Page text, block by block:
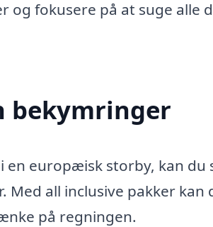
og fokusere på at suge alle
bekymringer
en europæisk storby, kan du
all inclusive pakker kan
på regningen.